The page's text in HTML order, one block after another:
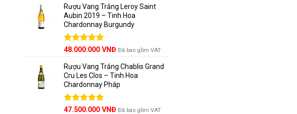
5 sao
Rượu Vang Trắng Leroy Saint
Aubin 2019 – Tinh Hoa
Chardonnay Burgundy
Được xếp
5 sao
48.000.000 VNĐ Đã bao gồm VAT
Rượu Vang Trắng Chablis Grand
Cru Les Clos – Tinh Hoa
Chardonnay Pháp
Được xếp
47.500.000 VNĐ Đã bao gồm VAT